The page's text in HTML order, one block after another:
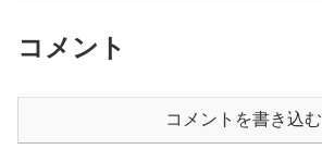
コメント
コメントを書き込む